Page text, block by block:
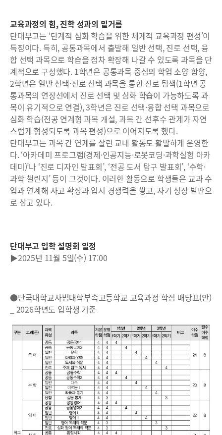
교육과정의 힘, 진학 성과의 밑거름
단대부고는 ‘단계적 심화 학습을 위한 체계적 교육과정 편성’이
특징이다. 특히, 공통과목에서 출발해 일반 선택, 진로 선택, 융
합 선택 과목으로 학습을 점차 확장해 나갈 수 있도록 과목을 단
계적으로 구성했다. 1학년은 공통과목 중심의 학업 소양 함양,
2학년은 일반 선택·진로 선택 과목을 통한 진로 탐색(1학년 공
통과목의 연장선에서 진로 선택 및 심화 학습이 가능하도록 과
목이 유기적으로 연결), 3학년은 진로 선택·융합 선택 과목으로
심화 학습(전공 연계형 과목 개설, 과목 간 선후수 관계가 자연
스럽게 형성되도록 과목 편성)으로 이어지도록 했다.
단대부고는 과목 간 연계를 살린 교내 활동도 활발하게 운영한
다. ‘아카데미 프로그램(경제·인공지능·로봇코딩·과학실험 아카
데미)’나 ‘진로 디자인 발표회’, ‘전공 도서 탐구 발표회’, ‘수학·
과학 챌린지’ 등이 그것이다. 이러한 활동으로 학생들은 교과 수
업과 연계해 사고 확장과 입시 경쟁력을 쌓고, 자기 성장 발판으
로 삼고 있다.
단대부고 입학 설명회 일정
▶2025년 11월 5일(수) 17:00
●단국대학교사범대학부속고등학교 교육과정 학점 배당표(안)
_ 2026학년도 입학생 기준